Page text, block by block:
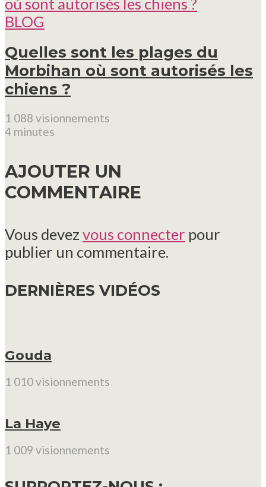
BLOG
Quelles sont les plages du
Morbihan où sont autorisés les
chiens ?
1 088 visionnements
4 minutes
AJOUTER UN
COMMENTAIRE
Vous devez vous connecter pour
publier un commentaire.
DERNIÈRES VIDÉOS
Gouda
1 010 visionnements
La Haye
1 009 visionnements